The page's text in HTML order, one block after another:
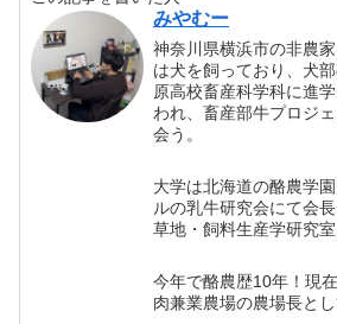
みやむー
神奈川県横浜市の非農
は犬を飼っており、犬
原高校畜産科学科に進
われ、畜産部牛プロジ
会う。
大学は北海道の酪農学
ルの乳牛研究会にて会
草地・飼料生産学研究室
今年で酪農歴10年！現
肉兼業農場の農場長とし